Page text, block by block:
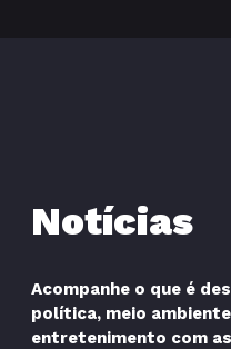
Notícias
Acompanhe o que é
política, meio
entretenimento com